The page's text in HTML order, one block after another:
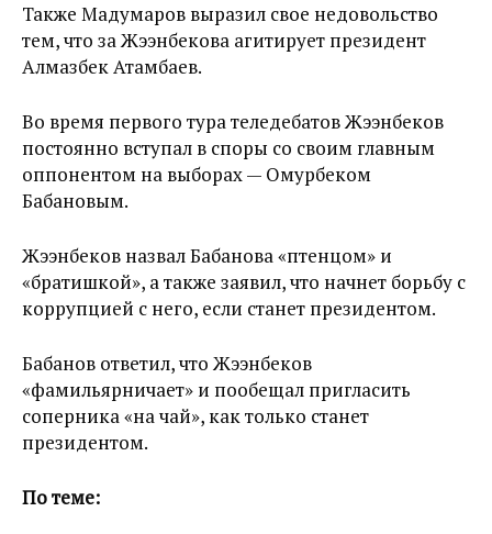
Также Мадумаров выразил свое недовольство
тем, что за Жээнбекова агитирует президент
Алмазбек Атамбаев.
Во время первого тура теледебатов Жээнбеков
постоянно вступал в споры со своим главным
оппонентом на выборах — Омурбеком
Бабановым.
Жээнбеков назвал Бабанова «птенцом» и
«братишкой», а также заявил, что начнет борьбу с
коррупцией с него, если станет президентом.
Бабанов ответил, что Жээнбеков
«фамильярничает» и пообещал пригласить
соперника «на чай», как только станет
президентом.
По теме: